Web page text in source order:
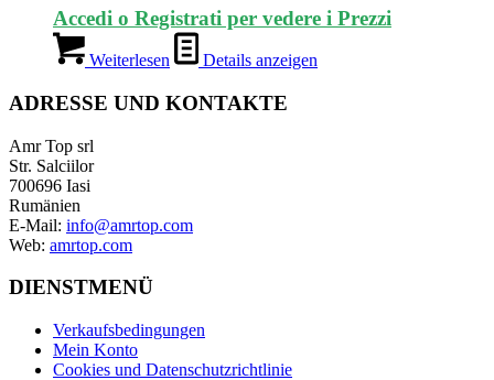
Accedi o Registrati per vedere i Prezzi
Weiterlesen Details anzeigen
ADRESSE UND KONTAKTE
Amr Top srl
Str. Salciilor
700696 Iasi
Rumänien
E-Mail: info@amrtop.com
Web: amrtop.com
DIENSTMENÜ
Verkaufsbedingungen
Mein Konto
Cookies und Datenschutzrichtlinie